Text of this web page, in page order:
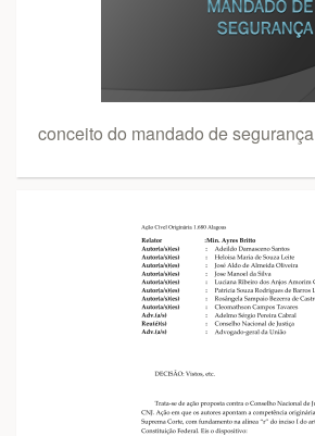
conceito do mandado de segurança